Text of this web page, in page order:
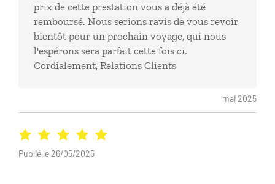
mai 2025
prix de cette prestation vous a déjà été
remboursé. Nous serions ravis de vous revoir
bientôt pour un prochain voyage, qui nous
l'espérons sera parfait cette fois ci.
Cordialement, Relations Clients
Publié le 26/05/2025